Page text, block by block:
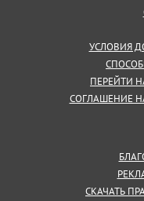
УСЛОВИЯ
ПЕРЕЙТИ
СОГЛАШЕНИЕ
СКАЧАТЬ